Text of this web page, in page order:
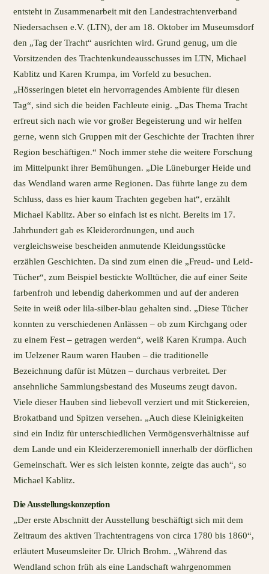
entsteht in Zusammenarbeit mit den Landestrachtenverband
Niedersachsen e.V. (LTN), der am 18. Oktober im Museumsdorf
den „Tag der Tracht“ ausrichten wird. Grund genug, um die
Vorsitzenden des Trachtenkundeausschusses im LTN, Michael
Kablitz und Karen Krumpa, im Vorfeld zu besuchen.
„Hösseringen bietet ein hervorragendes Ambiente für diesen
Tag“, sind sich die beiden Fachleute einig. „Das Thema Tracht
erfreut sich nach wie vor großer Begeisterung und wir helfen
gerne, wenn sich Gruppen mit der Geschichte der Trachten ihrer
Region beschäftigen.“ Noch immer stehe die weitere Forschung
im Mittelpunkt ihrer Bemühungen. „Die Lüneburger Heide und
das Wendland waren arme Regionen. Das führte lange zu dem
Schluss, dass es hier kaum Trachten gegeben hat“, erzählt
Michael Kablitz. Aber so einfach ist es nicht. Bereits im 17.
Jahrhundert gab es Kleiderordnungen, und auch
vergleichsweise bescheiden anmutende Kleidungsstücke
erzählen Geschichten. Da sind zum einen die „Freud- und Leid-
Tücher“, zum Beispiel bestickte Wolltücher, die auf einer Seite
farbenfroh und lebendig daherkommen und auf der anderen
Seite in weiß oder lila-silber-blau gehalten sind. „Diese Tücher
konnten zu verschiedenen Anlässen – ob zum Kirchgang oder
zu einem Fest – getragen werden“, weiß Karen Krumpa. Auch
im Uelzener Raum waren Hauben – die traditionelle
Bezeichnung dafür ist Mützen – durchaus verbreitet. Der
ansehnliche Sammlungsbestand des Museums zeugt davon.
Viele dieser Hauben sind liebevoll verziert und mit Stickereien,
Brokatband und Spitzen versehen. „Auch diese Kleinigkeiten
sind ein Indiz für unterschiedlichen Vermögensverhältnisse auf
dem Lande und ein Kleiderzeremoniell innerhalb der dörflichen
Gemeinschaft. Wer es sich leisten konnte, zeigte das auch“, so
Michael Kablitz.
Die Ausstellungskonzeption
„Der erste Abschnitt der Ausstellung beschäftigt sich mit dem
Zeitraum des aktiven Trachtentragens von circa 1780 bis 1860“,
erläutert Museumsleiter Dr. Ulrich Brohm. „Während das
Wendland schon früh als eine Landschaft wahrgenommen